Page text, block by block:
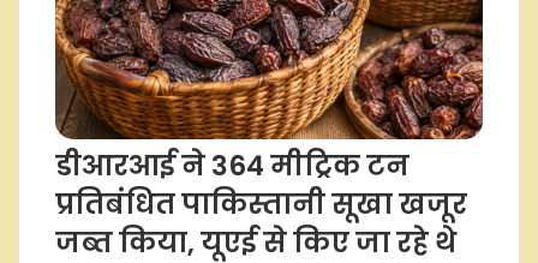
डीआरआई ने 364 मीट्रिक टन
प्रतिबंधित पाकिस्तानी सूखा खजूर
जब्त किया, यूएई से किए जा रहे थे